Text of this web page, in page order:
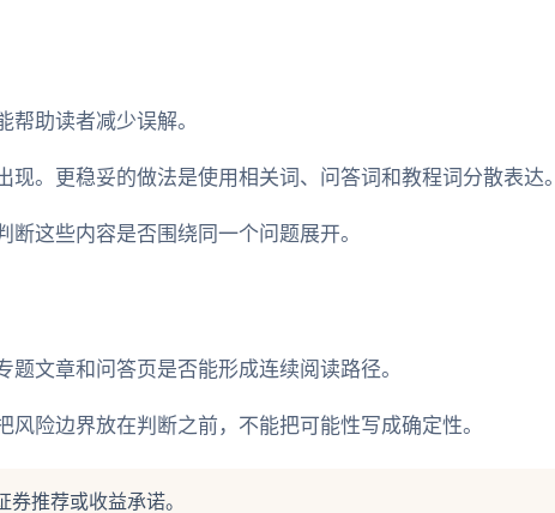
助读者减少误解。
。更稳妥的做法是使用相关词、问答词和教程词分散表达。
这些内容是否围绕同一个问题展开。
文章和问答页是否能形成连续阅读路径。
险边界放在判断之前，不能把可能性写成确定性。
推荐或收益承诺。